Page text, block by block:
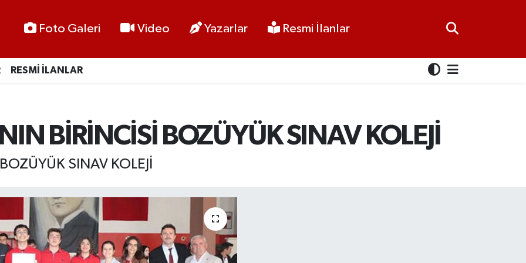
Foto Galeri Video Yazarlar Resmi İlanlar
RESMİ İLANLAR
BİRİNCİSİ BOZÜYÜK SINAV KOLEJİ
SINAV KOLEJİ